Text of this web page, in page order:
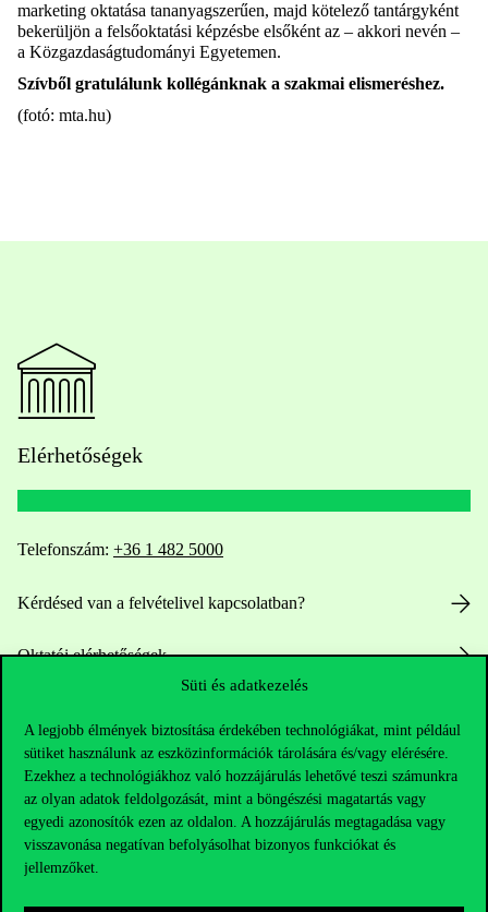
Süti és adatkezelés
A legjobb élmények biztosítása érdekében technológiákat, mint például
sütiket használunk az eszközinformációk tárolására és/vagy elérésére.
Ezekhez a technológiákhoz való hozzájárulás lehetővé teszi számunkra
az olyan adatok feldolgozását, mint a böngészési magatartás vagy
egyedi azonosítók ezen az oldalon. A hozzájárulás megtagadása vagy
visszavonása negatívan befolyásolhat bizonyos funkciókat és
jellemzőket.
marketing oktatása tananyagszerűen, majd kötelező tantárgyként
bekerüljön a felsőoktatási képzésbe elsőként az – akkori nevén –
a Közgazdaságtudományi Egyetemen.
Szívből gratulálunk kollégánknak a szakmai elismeréshez.
(fotó: mta.hu)
Elérhetőségek
Telefonszám: +36 1 482 5000
Kérdésed van a felvételivel kapcsolatban?
Oktatói elérhetőségek
Sajtó:press@uni-corvinus.hu